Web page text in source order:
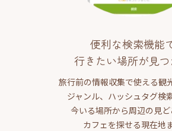
便利な検索機能
行きたい場所が見つ
旅行前の情報収集で使える観
ジャンル、ハッシュタグ検
今いる場所から周辺の見
カフェを探せる現在地